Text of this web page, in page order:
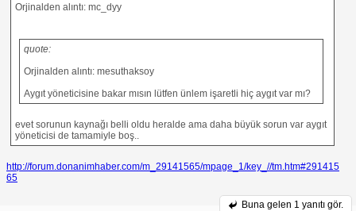
Orjinalden alıntı: mc_dyy
quote:
Orjinalden alıntı: mesuthaksoy
Aygıt yöneticisine bakar mısın lütfen ünlem işaretli hiç aygıt var mı?
evet sorunun kaynağı belli oldu heralde ama daha büyük sorun var aygıt
yöneticisi de tamamiyle boş..
http://forum.donanimhaber.com/m_29141565/mpage_1/key_//tm.htm#291415
65
Buna gelen 1 yanıtı gör.